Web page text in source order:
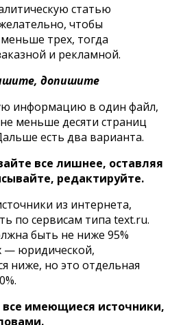
статью
чтобы
трех, тогда
и рекламной.
допишите
информацию в один файл,
меньше десяти страниц
есть два варианта.
все лишнее, оставляя
редактируйте.
из интернета,
по сервисам типа text.ru.
быть не ниже 95%
— юридической,
ниже, но это отдельная
все имеющиеся источники,